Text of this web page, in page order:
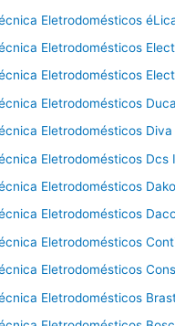
Eletrodomésticos
Eletrodomésticos
Eletrodomésticos
Eletrodomésticos
Eletrodomésticos Diva
Eletrodomésticos Dcs
Eletrodomésticos
Eletrodomésticos
Eletrodomésticos
Eletrodomésticos
Eletrodomésticos